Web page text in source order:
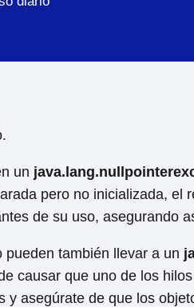
un
pero no inicializada, el
de su uso, asegurando
también llevar a un
causar que uno de los
asegúrate de que los